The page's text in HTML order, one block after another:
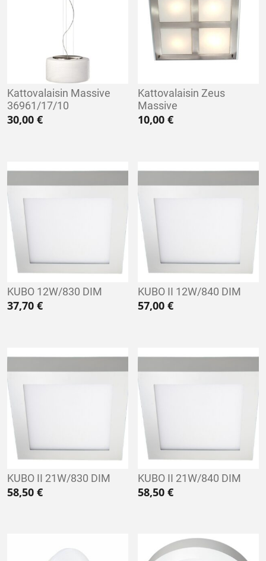
Kattovalaisin Massive
36961/17/10
30,00 €
Kattovalaisin Zeus
Massive
10,00€
KUBO 12W/830 DIM
37,70 €
KUBO II 12W/840 DIM
57,00€
KUBO II 21W/830 DIM
58,50 €
KUBO II 21W/840 DIM
58,50€